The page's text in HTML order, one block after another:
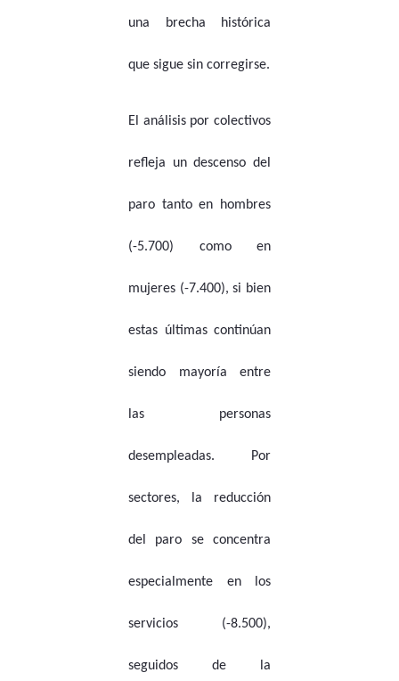
una brecha histórica
que sigue sin corregirse.
El análisis por colectivos
refleja un descenso del
paro tanto en hombres
(-5.700) como en
mujeres (-7.400), si bien
estas últimas continúan
siendo mayoría entre
las personas
desempleadas. Por
sectores, la reducción
del paro se concentra
especialmente en los
servicios (-8.500),
seguidos de la